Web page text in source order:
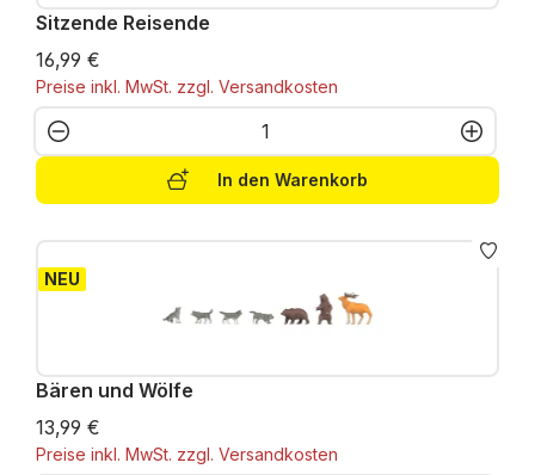
Sitzende Reisende
16,99 €
Preise inkl. MwSt. zzgl. Versandkosten
Produkt Anzahl: Gib den
In den Warenkorb
NEU
Bären und Wölfe
13,99 €
Preise inkl. MwSt. zzgl. Versandkosten